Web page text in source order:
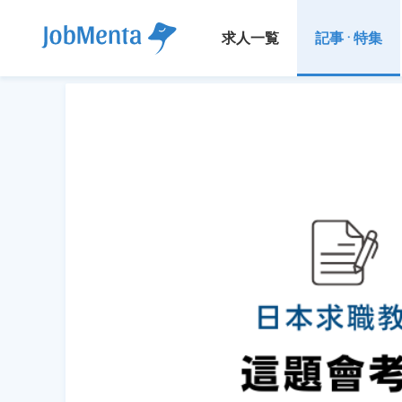
求人一覧 記事 · 特集